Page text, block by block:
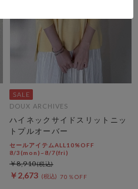
DOUX ARCHIVES
ハイネックサイドスリットニッ
トプルオーバー
セールアイテムALL10%OFF
8/3(mon)~8/7(fri)
￥2,673 70％OFF
￥8,910